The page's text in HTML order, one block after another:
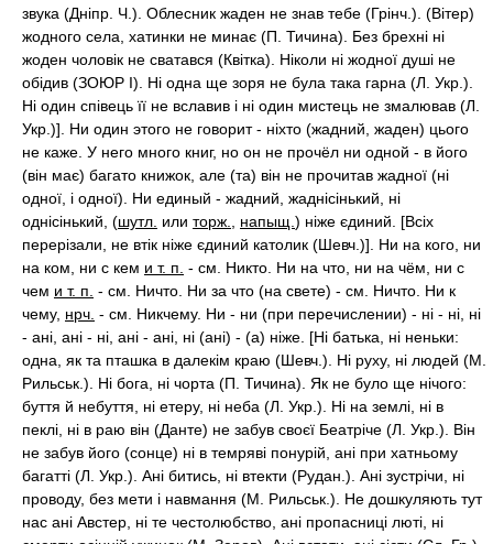
звука (Дніпр. Ч.). Облесник жаден не знав тебе (Грінч.). (Вітер)
жодного села, хатинки не минає (П. Тичина). Без брехні ні
жоден чоловік не сватався (Квітка). Ніколи ні жодної душі не
обідив (ЗОЮР I). Ні одна ще зоря не була така гарна (Л. Укр.).
Ні один співець її не вславив і ні один мистець не змалював (Л.
Укр.)]. Ни один этого не говорит - ніхто (жадний, жаден) цього
не каже. У него много книг, но он не прочёл ни одной - в його
(він має) багато книжок, але (та) він не прочитав жадної (ні
одної, і одної). Ни единый - жадний, жаднісінький, ні
однісінький, (шутл. или торж. напыщ. ) ніже єдиний. [Всіх
перерізали, не втік ніже єдиний католик (Шевч.)]. Ни на кого, ни
на ком, ни с кем и т. п. - см. Никто. Ни на что, ни на чём, ни с
чем и т. п. - см. Ничто. Ни за что (на свете) - см. Ничто. Ни к
чему, нрч. - см. Никчему. Ни - ни (при перечислении) - ні - ні, ні
- ані, ані - ні, ані - ані, ні (ані) - (а) ніже. [Ні батька, ні неньки:
одна, як та пташка в далекім краю (Шевч.). Ні руху, ні людей (М.
Рильськ.). Ні бога, ні чорта (П. Тичина). Як не було ще нічого:
буття й небуття, ні етеру, ні неба (Л. Укр.). Ні на землі, ні в
пеклі, ні в раю він (Данте) не забув своєї Беатріче (Л. Укр.). Він
не забув його (сонце) ні в темряві понурій, ані при хатньому
багатті (Л. Укр.). Ані битись, ні втекти (Рудан.). Ані зустрічи, ні
проводу, без мети і навмання (М. Рильськ.). Не дошкуляють тут
нас ані Австер, ні те честолюбство, ані пропасниці люті, ні